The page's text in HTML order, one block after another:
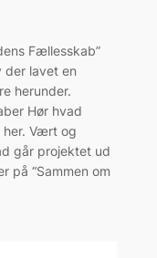
Fællesskab”
der lavet en
herunder.
Hør hvad
her. Vært og
går projektet ud
på “Sammen om